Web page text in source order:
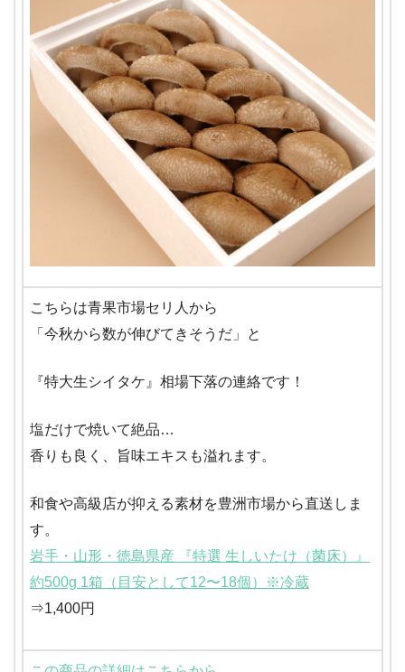
こちらは青果市場セリ人から
「今秋から数が伸びてきそうだ」と
『特大生シイタケ』相場下落の連絡です！
塩だけで焼いて絶品…
香りも良く、旨味エキスも溢れます。
和食や高級店が抑える素材を豊洲市場から直送しま
す。
岩手・山形・徳島県産 『特選 生しいたけ（菌床）』
約500g 1箱（目安として12〜18個）※冷蔵
⇒1,400円